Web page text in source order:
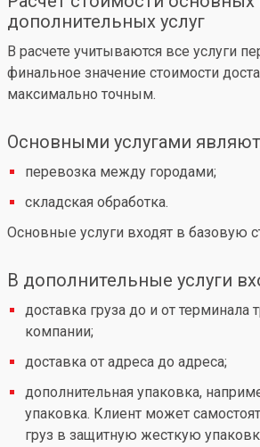
дополнительных услуг
В расчете учитываются все услуги
финальное значение стоимости
максимально точным.
Основными услугами
перевозка между городами;
складская обработка.
Основные услуги входят в базовую
В дополнительные услуги
доставка груза до и от терминала
компании;
доставка от адреса до адреса;
дополнительная упаковка,
упаковка. Клиент может
груз в защитную жесткую